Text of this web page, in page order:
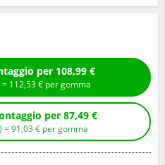
Compra con montaggio per 108,99 €
) = 112,53€ per gomma
Compra senza montaggio per 87,49 €
) =91,03 € per gomma